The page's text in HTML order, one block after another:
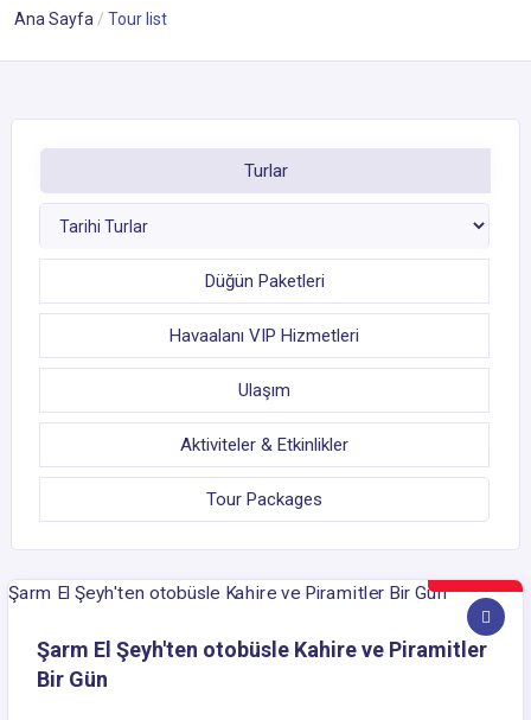
Ana Sayfa Tour list
Turlar
Düğün Paketleri
Havaalanı VIP Hizmetleri
Ulaşım
Aktiviteler & Etkinlikler
Tour Packages
Şarm El Şeyh'ten otobüsle Kahire ve Piramitler
Bir Gün